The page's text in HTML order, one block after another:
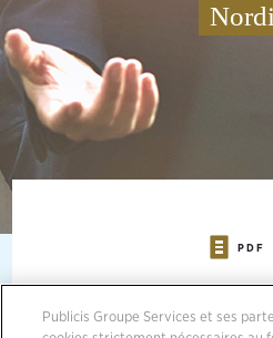
PDF
Publicis Groupe Services et ses